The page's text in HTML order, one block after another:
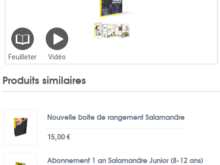
Feuilleter Vidéo
Produits similaires
Nouvelle boîte de rangement Salamandre
15,00 €
Abonnement 1 an Salamandre Junior (8-12 ans)